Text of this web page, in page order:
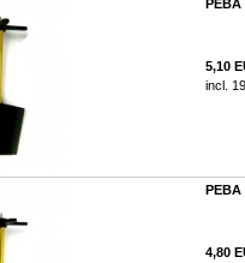
PEBA
5,10
incl.
PEBA
4,80